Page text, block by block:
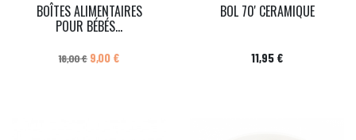
BOÎTES ALIMENTAIRES
POUR BÉBÉS...
Prix de base
18,00 € Prix
9,00 €
BOL 70' CERAMIQUE
Prix
11,95 €